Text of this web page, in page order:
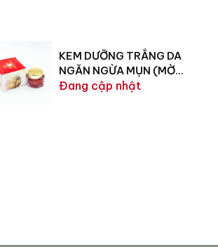
KEM DƯỠNG TRẮNG DA
NGĂN NGỪA MỤN (MỜ
THÂM – GIẢM SẸO) 20G
Đang cập nhật